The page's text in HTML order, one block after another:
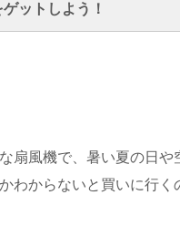
ットしよう！
扇風機で、暑い夏の日や
わからないと買いに行く